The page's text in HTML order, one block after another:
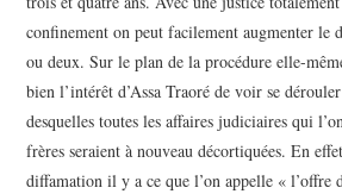
confinement on peut facilement augmenter le
ou deux. Sur le plan de la procédure elle-
bien l’intérêt d’Assa Traoré de voir se
desquelles toutes les affaires judiciaires qui
frères seraient à nouveau décortiquées. En
diffamation il y a ce que l’on appelle « l’offre